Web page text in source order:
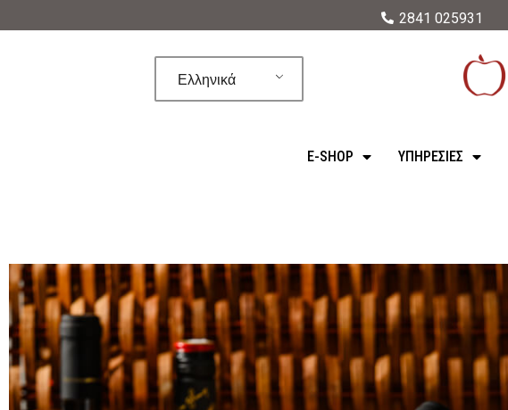
2841 025931
Ελληνικά
E-SHOP ΥΠΗΡΕΣΊΕΣ